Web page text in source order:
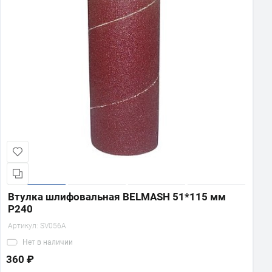
Втулка шлифовальная BELMASH 51*115 мм
P240
Артикул: SV056A
Нет в наличии
360 ₽